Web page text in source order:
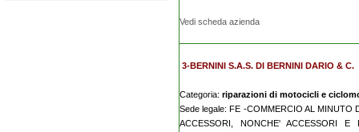
Vedi scheda azienda
3-BERNINI S.A.S. DI BERNINI DARIO & C.
Categoria: riparazioni di motocicli e
Sede legale: FE -COMMERCIO AL
ACCESSORI, NONCHE' ACCESSORI